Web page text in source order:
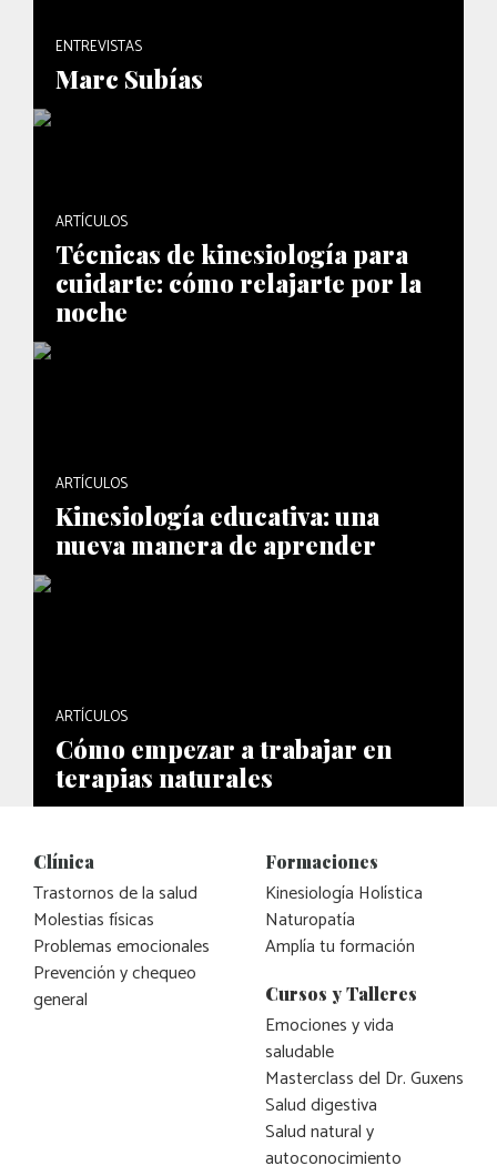
ENTREVISTAS
Marc Subías
ARTÍCULOS
Técnicas de kinesiología para
cuidarte: cómo relajarte por la
noche
ARTÍCULOS
Kinesiología educativa: una
nueva manera de aprender
ARTÍCULOS
Cómo empezar a trabajar en
terapias naturales
Clínica
Trastornos de la salud
Molestias físicas
Problemas emocionales
Prevención y chequeo
general
Formaciones
Kinesiología Holística
Naturopatía
Amplía tu formación
Cursos y Talleres
Emociones y vida
saludable
Masterclass del Dr. Guxens
Salud digestiva
Salud natural y
autoconocimiento